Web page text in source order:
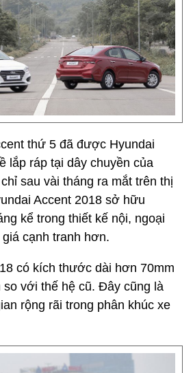
thứ 5 đã được Hyundai
lắp ráp tại dây chuyền của
sau vài tháng ra mắt trên thị
Accent 2018 sở hữu
kể trong thiết kế nội, ngoại
cạnh tranh hơn.
có kích thước dài hơn 70mm
với thế hệ cũ. Đây cũng là
rộng rãi trong phân khúc xe